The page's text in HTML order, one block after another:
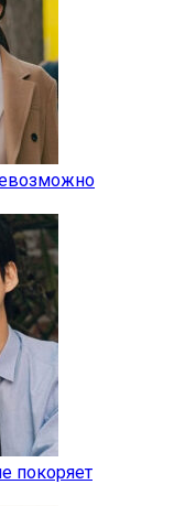
покоряет